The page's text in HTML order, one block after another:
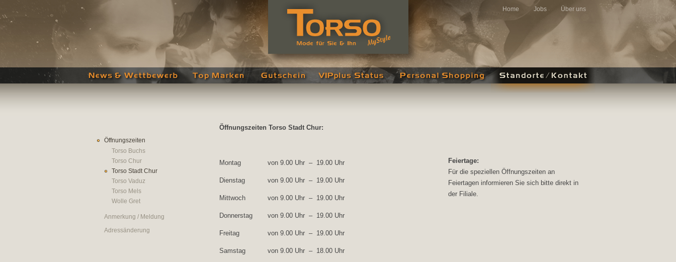
Home Jobs Über uns
Öffnungszeiten
Torso Buchs
Torso Chur
Torso Stadt Chur
Torso Vaduz
Torso Mels
Wolle Gret
Anmerkung / Meldung
Adressänderung
Öffnungszeiten Torso Stadt Chur:
Montag von 9.00 Uhr – 19.00 Uhr
Dienstag von 9.00 Uhr – 19.00 Uhr
Mittwoch von 9.00 Uhr – 19.00 Uhr
Donnerstag von 9.00 Uhr – 19.00 Uhr
Freitag von 9.00 Uhr – 19.00 Uhr
Samstag von 9.00 Uhr – 18.00 Uhr
Feiertage:
Für die speziellen Öffnungszeiten an
Feiertagen informieren Sie sich bitte direkt in
der Filiale.